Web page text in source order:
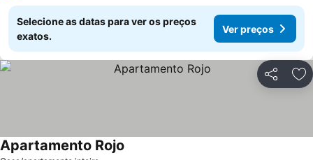
Selecione as datas para ver os preços
exatos.
Ver preços
Partilhar
Apartamento Rojo